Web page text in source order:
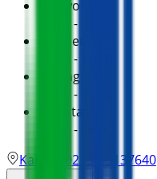
Mittwoch
10:00 - 18:00
Donnerstag
10:00 - 18:00
Freitag
10:00 - 18:00
Samstag
10:00 - 16:00
Karte
02131/3137640